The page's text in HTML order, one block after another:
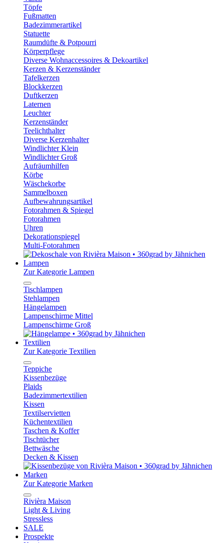
Töpfe
Fußmatten
Badezimmerartikel
Statuette
Raumdüfte & Potpourri
Körperpflege
Diverse Wohnaccessoires & Dekoartikel
Kerzen & Kerzenständer
Tafelkerzen
Blockkerzen
Duftkerzen
Laternen
Leuchter
Kerzenständer
Teelichthalter
Diverse Kerzenhalter
Windlichter Klein
Windlichter Groß
Aufräumhilfen
Körbe
Wäschekorbe
Sammelboxen
Aufbewahrungsartikel
Fotorahmen & Spiegel
Fotorahmen
Uhren
Dekorationspiegel
Multi-Fotorahmen
Lampen
Zur Kategorie Lampen
Tischlampen
Stehlampen
Hängelampen
Lampenschirme Mittel
Lampenschirme Groß
Textilien
Zur Kategorie Textilien
Teppiche
Kissenbezüge
Plaids
Badezimmertextilien
Kissen
Textilservietten
Küchentextilien
Taschen & Koffer
Tischtücher
Bettwäsche
Decken & Kissen
Marken
Zur Kategorie Marken
Rivièra Maison
Light & Living
Stressless
SALE
Prospekte